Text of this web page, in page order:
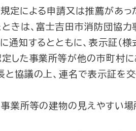
による申請又は推薦があっ
きは、富士吉田市消防団協
通知するとともに、表示証（
した事業所等が他の市町村に
協議の上、連名で表示証を交
業所等の建物の見えやすい場